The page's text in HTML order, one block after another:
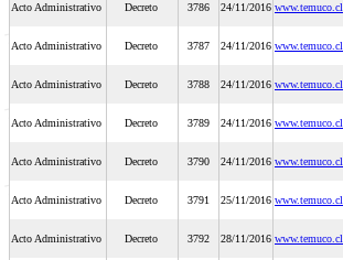
Acto Administrativo Decreto 3786 24/11/2016 www.temuco.cl
Acto Administrativo Decreto 3787 24/11/2016 www.temuco.cl
Acto Administrativo Decreto 3788 24/11/2016 www.temuco.cl
Acto Administrativo Decreto 3789 24/11/2016 www.temuco.cl
Acto Administrativo Decreto 3790 24/11/2016 www.temuco.cl
Acto Administrativo Decreto 3791 25/11/2016 www.temuco.cl
Acto Administrativo Decreto 3792 28/11/2016 www.temuco.cl